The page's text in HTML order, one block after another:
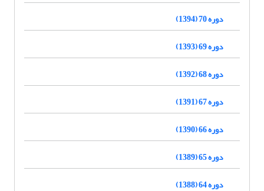
دوره 70 (1394)
دوره 69 (1393)
دوره 68 (1392)
دوره 67 (1391)
دوره 66 (1390)
دوره 65 (1389)
دوره 64 (1388)